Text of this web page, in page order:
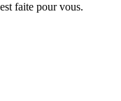
faite pour vous.